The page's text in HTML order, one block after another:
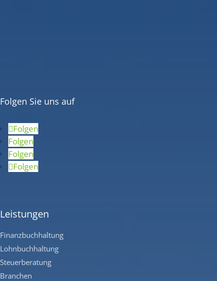
Folgen Sie uns auf
Folgen
Folgen
Folgen
Folgen
Leistungen
Finanzbuchhaltung
Lohnbuchhaltung
Steuerberatung
Branchen